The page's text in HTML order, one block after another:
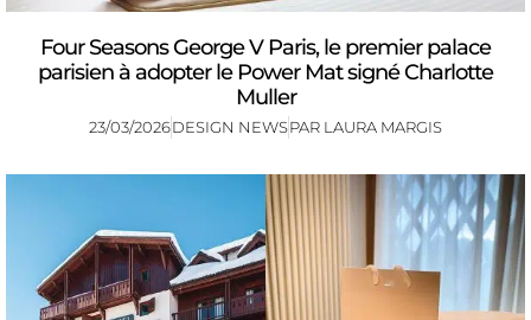
Four Seasons George V Paris, le premier palace
parisien à adopter le Power Mat signé Charlotte
Muller
23/03/2026DESIGN NEWSPAR LAURA MARGIS